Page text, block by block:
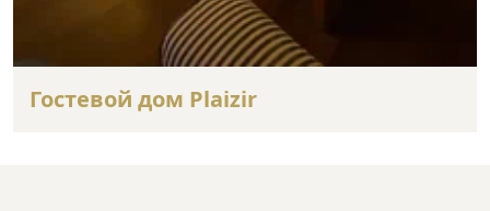
Гостевой дом Plaizir